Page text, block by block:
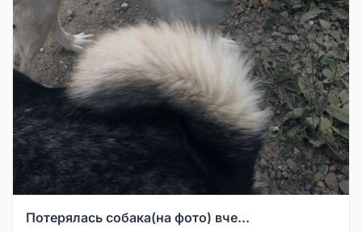
Потерялась собака(на фото) вче...